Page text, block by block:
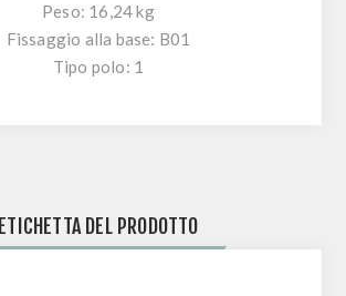
Peso: 16,24 kg
Fissaggio alla base: B01
Tipo polo: 1
ETICHETTA DEL PRODOTTO